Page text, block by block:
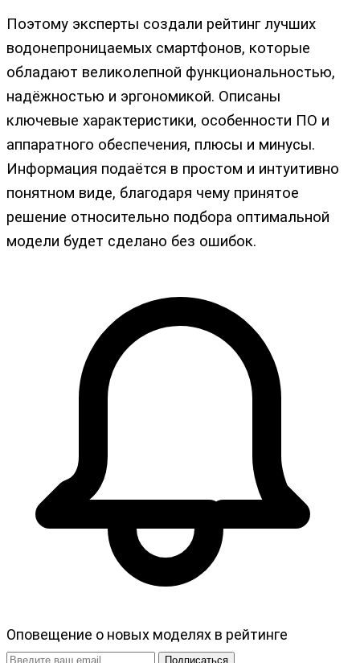
Поэтому эксперты создали рейтинг лучших
водонепроницаемых смартфонов, которые
обладают великолепной функциональностью,
надёжностью и эргономикой. Описаны
ключевые характеристики, особенности ПО и
аппаратного обеспечения, плюсы и минусы.
Информация подаётся в простом и интуитивно
понятном виде, благодаря чему принятое
решение относительно подбора оптимальной
модели будет сделано без ошибок.
Оповещение о новых моделях в рейтинге
Подписаться